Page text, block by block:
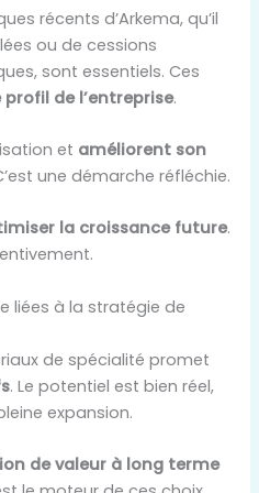
récents d’Arkema, qu’il
ou de cessions
sont essentiels. Ces
de l’entreprise.
et améliorent son
une démarche réfléchie.
la croissance future.
liées à la stratégie de
de spécialité promet
. Le potentiel est bien réel,
expansion.
de valeur à long terme